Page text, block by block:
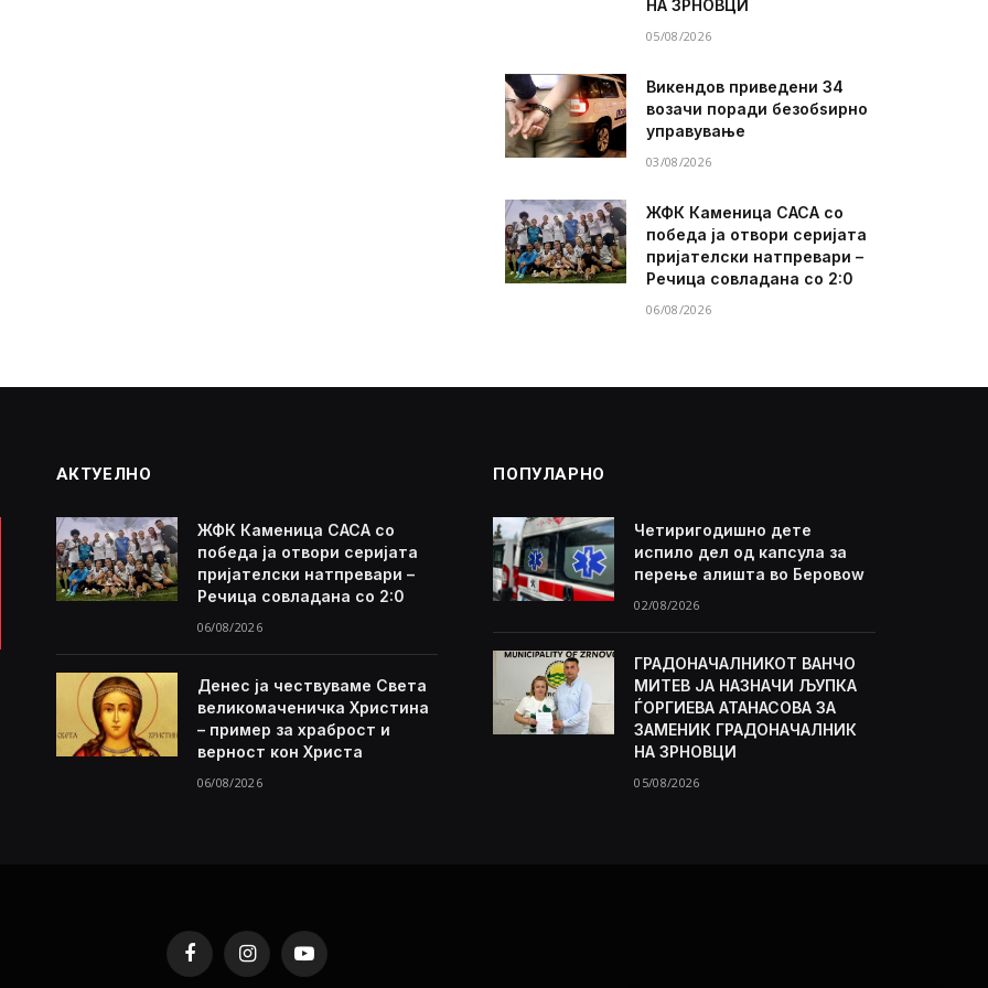
НА ЗРНОВЦИ
05/08/2026
Викендов приведени 34
возачи поради безобѕирно
управување
03/08/2026
ЖФК Каменица САСА со
победа ја отвори серијата
пријателски натпревари –
Речица совладана со 2:0
06/08/2026
АКТУЕЛНО
ЖФК Каменица САСА со
победа ја отвори серијата
пријателски натпревари –
Речица совладана со 2:0
06/08/2026
Денес ја чествуваме Света
великомаченичка Христина
– пример за храброст и
верност кон Христа
06/08/2026
ПОПУЛАРНО
Четиригодишно дете
испило дел од капсула за
перење алишта во Беровоw
02/08/2026
ГРАДОНАЧАЛНИКОТ ВАНЧО
МИТЕВ ЈА НАЗНАЧИ ЉУПКА
ЃОРГИЕВА АТАНАСОВА ЗА
ЗАМЕНИК ГРАДОНАЧАЛНИК
НА ЗРНОВЦИ
05/08/2026
FacebookInstagramYouTube